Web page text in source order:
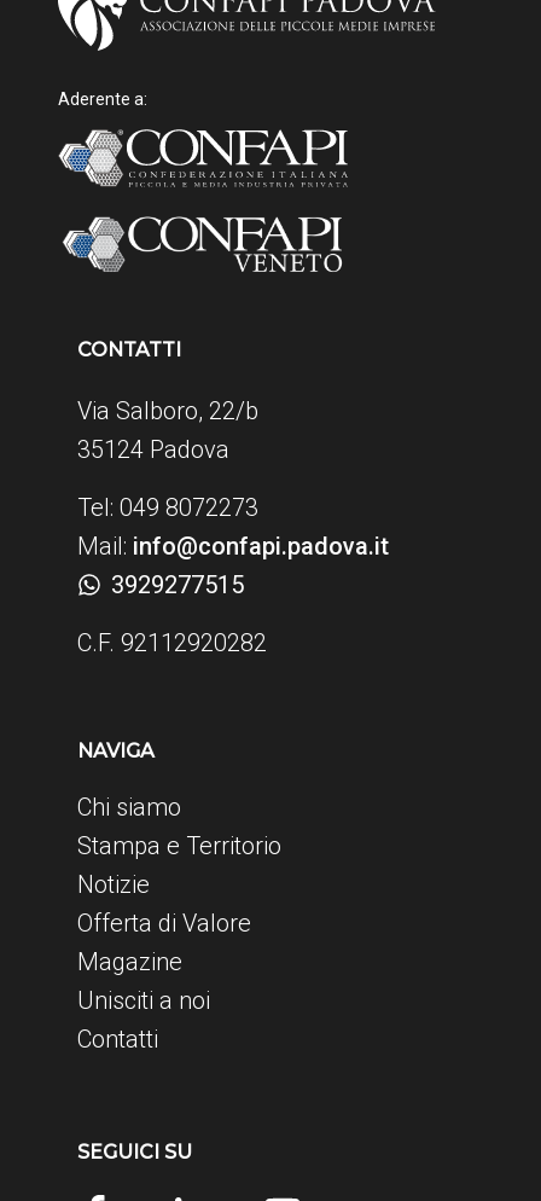
Aderente a:
CONTATTI
Via Salboro, 22/b
35124 Padova
Tel: 049 8072273
Mail: info@confapi.padova.it
3929277515
C.F. 92112920282
NAVIGA
Chi siamo
Stampa e Territorio
Notizie
Offerta di Valore
Magazine
Unisciti a noi
Contatti
SEGUICI SU